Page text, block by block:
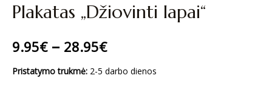
Plakatas „Džiovinti lapai“
9.95€– 28.95€
Pristatymo trukmė: 2-5 darbo dienos